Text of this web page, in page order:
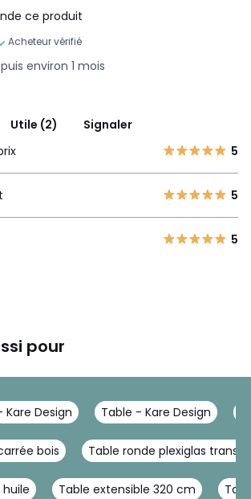
ce produit
Acheteur vérifié
environ 1 mois
Utile (2)
Signaler
5
5
5
pour
Kare Design Table - Kare Design
bois Table ronde plexiglas
Table extensible 320 cm